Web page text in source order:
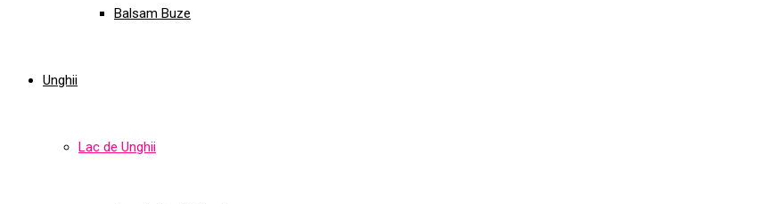
Balsam Buze
Unghii
Lac de Unghii